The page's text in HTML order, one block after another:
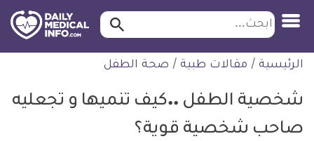
التخطي
للمحتوى
ابحث ابحث…
الرئيسية / مقالات طبية / صحة الطفل
شخصية الطفل ..كيف تنميها و تجعليه
صاحب شخصية قوية؟